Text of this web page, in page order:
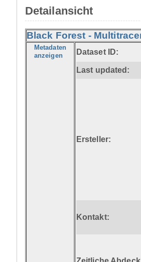
Detailansicht
Black Forest -
Metadaten
anzeigen Dataset ID:
Last updated:
Ersteller:
Kontakt: